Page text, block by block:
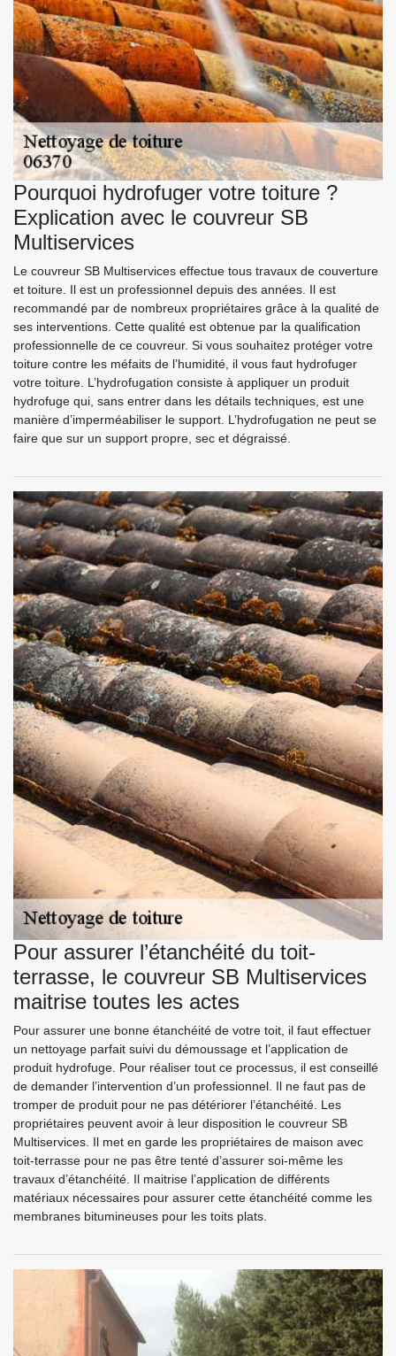
Pourquoi hydrofuger votre toiture ?
Explication avec le couvreur SB
Multiservices
Le couvreur SB Multiservices effectue tous travaux de couverture
et toiture. Il est un professionnel depuis des années. Il est
recommandé par de nombreux propriétaires grâce à la qualité de
ses interventions. Cette qualité est obtenue par la qualification
professionnelle de ce couvreur. Si vous souhaitez protéger votre
toiture contre les méfaits de l’humidité, il vous faut hydrofuger
votre toiture. L’hydrofugation consiste à appliquer un produit
hydrofuge qui, sans entrer dans les détails techniques, est une
manière d’imperméabiliser le support. L’hydrofugation ne peut se
faire que sur un support propre, sec et dégraissé.
Pour assurer l’étanchéité du toit-
terrasse, le couvreur SB Multiservices
maitrise toutes les actes
Pour assurer une bonne étanchéité de votre toit, il faut effectuer
un nettoyage parfait suivi du démoussage et l’application de
produit hydrofuge. Pour réaliser tout ce processus, il est conseillé
de demander l’intervention d’un professionnel. Il ne faut pas de
tromper de produit pour ne pas détériorer l’étanchéité. Les
propriétaires peuvent avoir à leur disposition le couvreur SB
Multiservices. Il met en garde les propriétaires de maison avec
toit-terrasse pour ne pas être tenté d’assurer soi-même les
travaux d’étanchéité. Il maitrise l’application de différents
matériaux nécessaires pour assurer cette étanchéité comme les
membranes bitumineuses pour les toits plats.